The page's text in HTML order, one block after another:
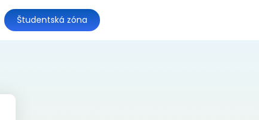
Študentská zóna